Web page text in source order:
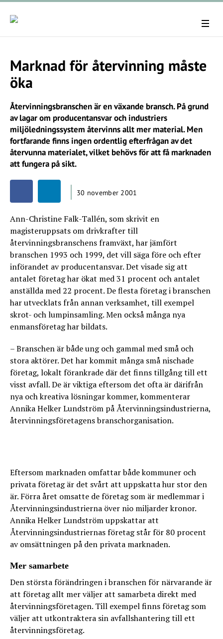
Marknad för återvinning måste
öka
Återvinningsbranschen är en växande bransch. På grund
av lagar om producentansvar och industriers
miljöledningssystem återvinns allt mer material. Men
fortfarande finns ingen ordentlig efterfrågan av det
återvunna materialet, vilket behövs för att få marknaden
att fungera på sikt.
30 november 2001
Ann-Christine Falk-Tallén, som skrivit en
magisteruppsats om drivkrafter till
återvinningsbranschens framväxt, har jämfört
branschen 1993 och 1999, det vill säga före och efter
införandet av producentansvar. Det visade sig att
antalet företag har ökat med 31 procent och antalet
anställda med 22 procent. De flesta företag i branschen
har utvecklats från annan verksamhet, till exempel
skrot- och lumpinsamling. Men också många nya
enmansföretag har bildats.
– Branschen är både ung och gammal med små och
stora aktörer. Det har kommit många små nischade
företag, lokalt förankrade där det finns tillgång till ett
visst avfall. De är viktiga eftersom det ofta är därifrån
nya och kreativa lösningar kommer, kommenterar
Annika Helker Lundström på Återvinningsindustrierna,
återvinningsföretagens branschorganisation.
Eftersom marknaden omfattar både kommuner och
privata företag är det svårt att uppskatta hur stor den
är. Förra året omsatte de företag som är medlemmar i
Återvinningsindustrierna över nio miljarder kronor.
Annika Helker Lundström uppskattar att
Återvinningsindustriernas företag står för 80 procent
av omsättningen på den privata marknaden.
Mer samarbete
Den största förändringen i branschen för närvarande är
att företag allt mer väljer att samarbeta direkt med
återvinningsföretagen. Till exempel finns företag som
väljer att utkontraktera sin avfallshantering till ett
återvinningsföretag.